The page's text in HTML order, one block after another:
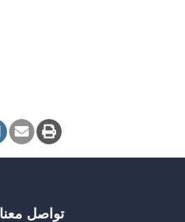
تواصل معنا